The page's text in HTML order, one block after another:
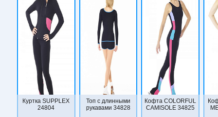
Куртка SUPPLEX
24804
Топ с длинными
рукавами 34828
Кофта COLORFUL
CAMISOLE 34825